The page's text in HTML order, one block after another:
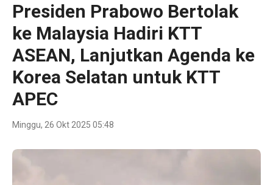
Presiden Prabowo Bertolak
ke Malaysia Hadiri KTT
ASEAN, Lanjutkan Agenda ke
Korea Selatan untuk KTT
APEC
Minggu, 26 Okt 2025 05:48